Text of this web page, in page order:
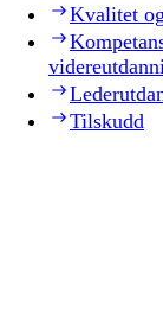
Kvalitet
Tilskudd